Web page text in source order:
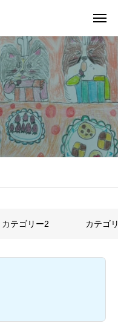
カテゴリー2 カテゴ